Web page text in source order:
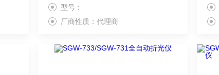
型号：
厂商性质：代理商